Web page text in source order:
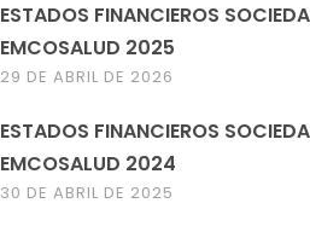
ESTADOS FINANCIEROS
EMCOSALUD 2025
29 DE ABRIL DE 2026
ESTADOS FINANCIEROS
EMCOSALUD 2024
30 DE ABRIL DE 2025